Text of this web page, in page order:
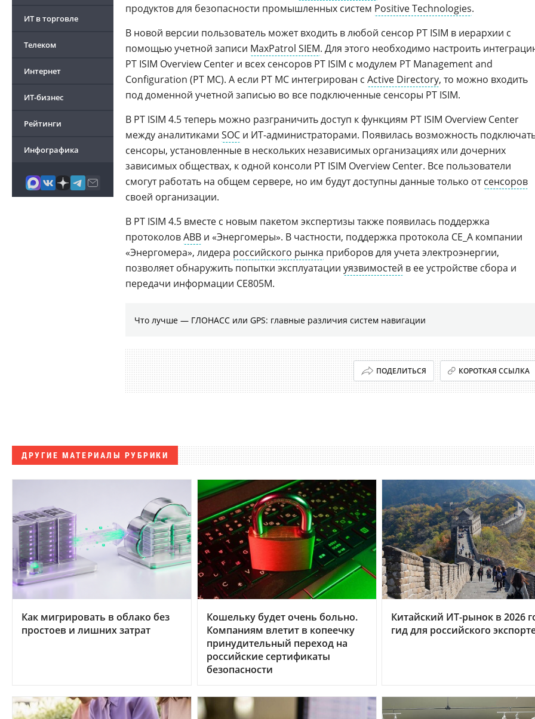
ИТ в торговле
Телеком
Интернет
ИТ-бизнес
Рейтинги
Инфографика
продуктов для безопасности промышленных систем Positive Technologies.
В новой версии пользователь может входить в любой сенсор PT ISIM в иерархии с
помощью учетной записи MaxPatrol SIEM. Для этого необходимо настроить
PT ISIM Overview Center и всех сенсоров PT ISIM с модулем PT Management and
Configuration (PT MC). А если PT MC интегрирован c Active Directory, то можно входить
под доменной учетной записью во все подключенные сенсоры PT ISIM.
В PT ISIM 4.5 теперь можно разграничить доступ к функциям PT ISIM Overview Center
между аналитиками SOC и ИТ-администраторами. Появилась возможность
сенсоры, установленные в нескольких независимых организациях или дочерних
зависимых обществах, к одной консоли PT ISIM Overview Center. Все пользователи
смогут работать на общем сервере, но им будут доступны данные только отсенсоров
своей организации.
В PT ISIM 4.5 вместе с новым пакетом экспертизы также появилась поддержка
протоколовABB и «Энергомеры». В частности, поддержка протокола CE_A компании
«Энергомера», лидера российского рынка приборов для учета электроэнергии,
позволяет обнаружить попытки эксплуатации уязвимостей в ее устройстве сбора и
передачи информации CE805M.
Что лучше — ГЛОНАСС или GPS: главные различия систем навигации
ПОДЕЛИТЬСЯ КОРОТКАЯ ССЫЛКА
ДРУГИЕ МАТЕРИАЛЫ РУБРИКИ
Как мигрировать в облако без
простоев и лишних затрат
Кошельку будет очень больно.
Компаниям влетит в копеечку
принудительный переход на
российские сертификаты
безопасности
Китайский ИТ-рынок в 2026
гид для российского